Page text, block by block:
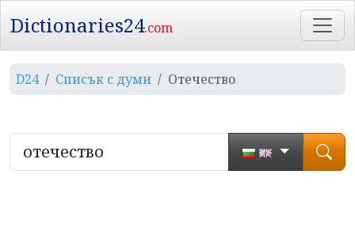
Dictionaries24.com
D24 Списък с думи Отечество